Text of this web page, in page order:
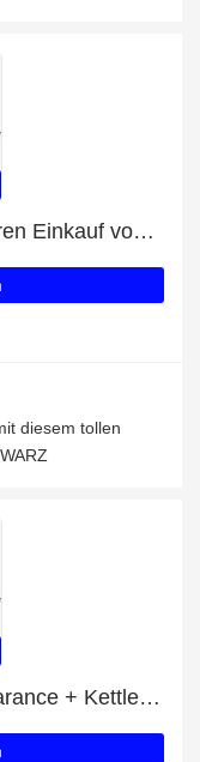
Erhalten Sie 53% Rabatt auf Ihren Einkauf von Griffe & Hantelstangen SCHWARZ
diesem tollen
Erhalten Sie 57% Rabatt + Clearance + Kettlebells Rabatte